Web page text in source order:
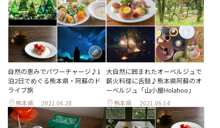
自然の恵みでパワーチャージ♪1
泊2日でめぐる熊本県・阿蘇のド
ライブ旅
熊本県 2021.06.28
大自然に囲まれたオーベルジュで
薪火料理に舌鼓♪熊本県阿蘇のオ
ーベルジュ「山小屋Holahoo」
熊本県 2021.06.14